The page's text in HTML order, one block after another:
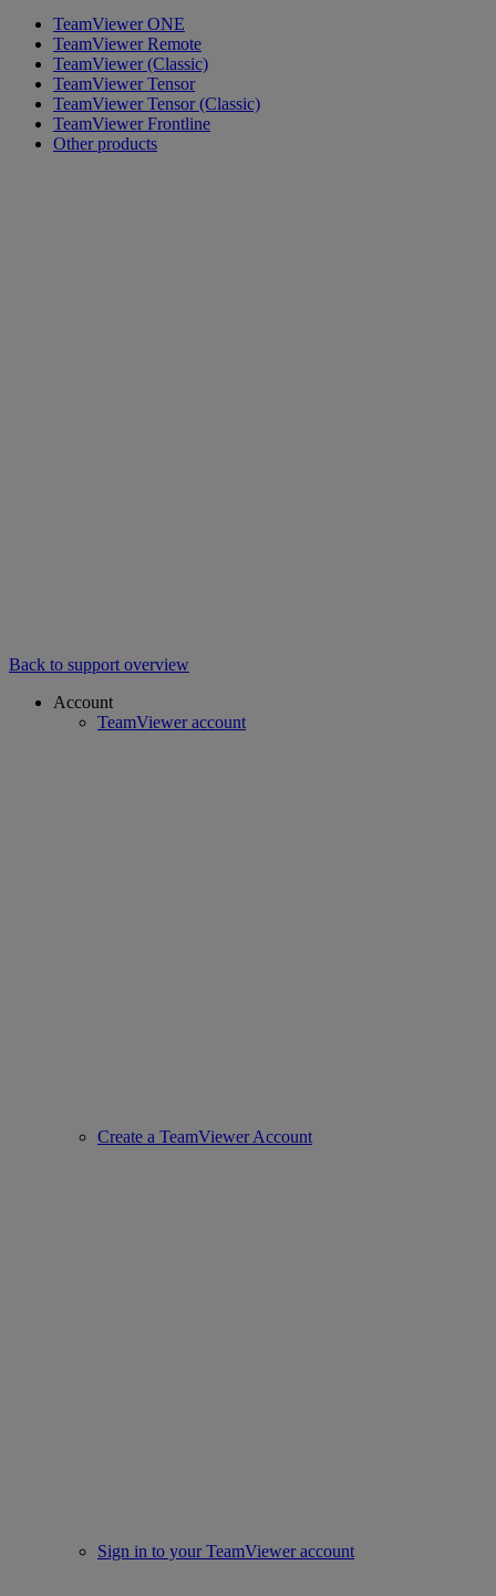
TeamViewer ONE
TeamViewer Remote
TeamViewer (Classic)
TeamViewer Tensor
TeamViewer Tensor (Classic)
TeamViewer Frontline
Other products
Back to support overview
Account
TeamViewer account
Create a TeamViewer Account
Sign in to your TeamViewer account